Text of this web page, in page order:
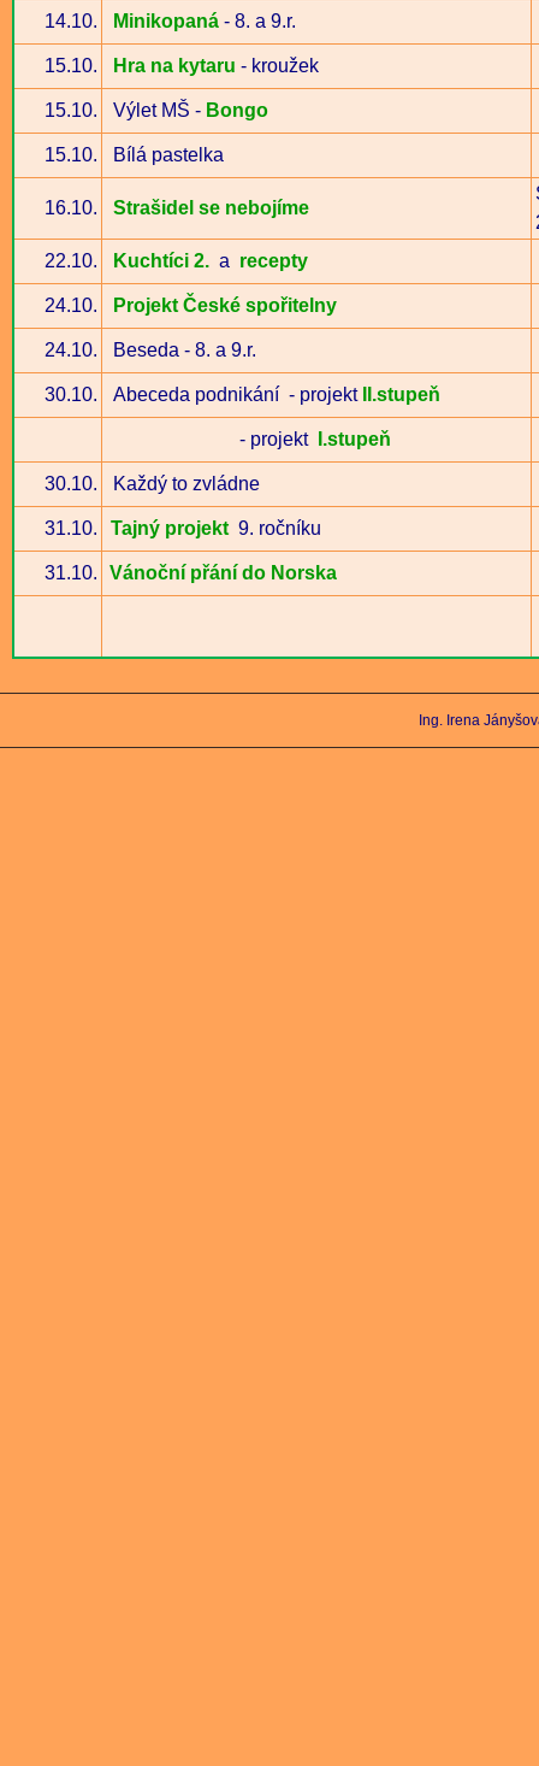
14.10. Minikopaná - 8. a 9.r.
15.10. Hra na kytaru - kroužek
15.10. Výlet MŠ - Bongo
15.10. Bílá pastelka
16.10. Strašidel se nebojíme
22.10.
Kuchtíci 2. a recepty
24.10. Projekt České spořitelny
24.10. Beseda - 8. a 9.r.
30.10. Abeceda podnikání - projekt II.stupeň
- projekt I.stupeň
30.10. Každý to zvládne
31.10. Tajný projekt 9. ročníku
31.10. Vánoční přání do Norska
Ing. Irena